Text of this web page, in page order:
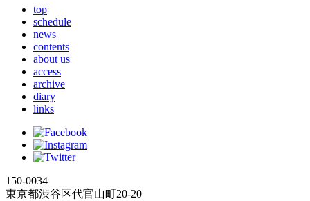
top
schedule
news
contents
about us
access
archive
diary
links
150-0034
東京都渋谷区代官山町20-20